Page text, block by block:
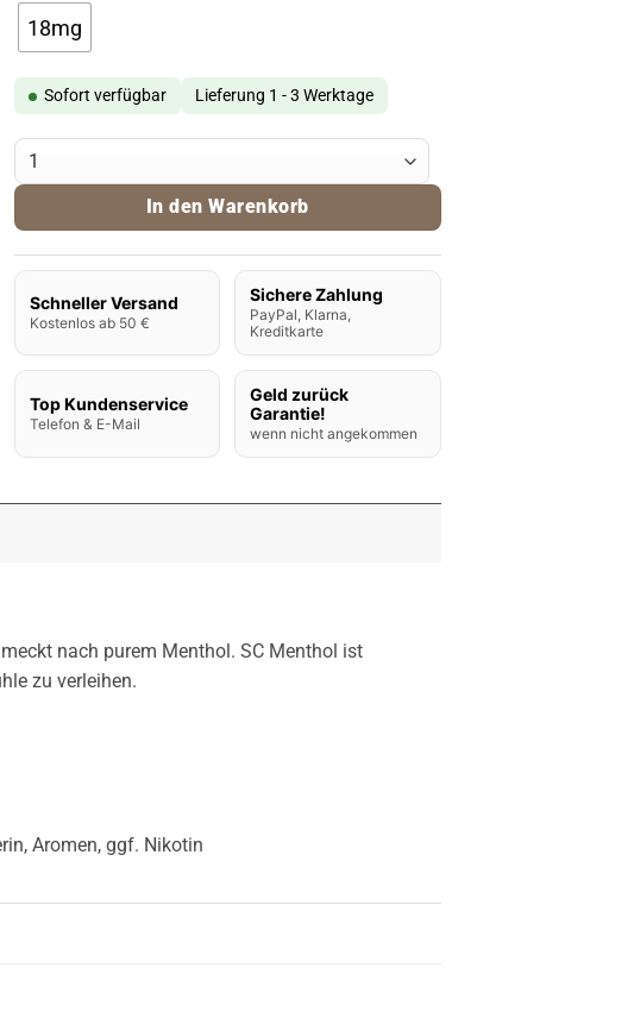
18mg
Sofort verfügbar Lieferung 1 - 3 Werktage
SC Liquid Menthol 10ml Menge
In den Warenkorb
Schneller Versand
Kostenlos ab 50 €
Sichere Zahlung
PayPal, Klarna,
Kreditkarte
Top Kundenservice
Telefon & E-Mail
Geld zurück
Garantie!
wenn nicht angekommen
nach purem Menthol. SC Menthol ist
zu verleihen.
Aromen, ggf. Nikotin